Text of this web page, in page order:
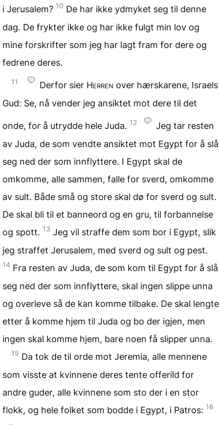
i Jerusalem? 10 De har ikke ydmyket seg til denne
dag. De frykter ikke og har ikke fulgt min lov og
mine forskrifter som jeg har lagt fram for dere og
fedrene deres.
11 Derfor sier Herren over hærskarene, Israels
Gud: Se, nå vender jeg ansiktet mot dere til det
onde, for å utrydde hele Juda. 12
Jeg tar resten
av Juda, de som vendte ansiktet mot Egypt for å slå
seg ned der som innflyttere. I Egypt skal de
omkomme, alle sammen, falle for sverd, omkomme
av sult. Både små og store skal dø for sverd og sult.
De skal bli til et banneord og en gru, til forbannelse
og spott. 13 Jeg vil straffe dem som bor i Egypt, slik
jeg straffet Jerusalem, med sverd og sult og pest.
14 Fra resten av Juda, de som kom til Egypt for å slå
seg ned der som innflyttere, skal ingen slippe unna
og overleve så de kan komme tilbake. De skal lengte
etter å komme hjem til Juda og bo der igjen, men
ingen skal komme hjem, bare noen få slipper unna.
15 Da tok de til orde mot Jeremia, alle mennene
som visste at kvinnene deres tente offerild for
andre guder, alle kvinnene som sto der i en stor
flokk, og hele folket som bodde i Egypt, i Patros: 16